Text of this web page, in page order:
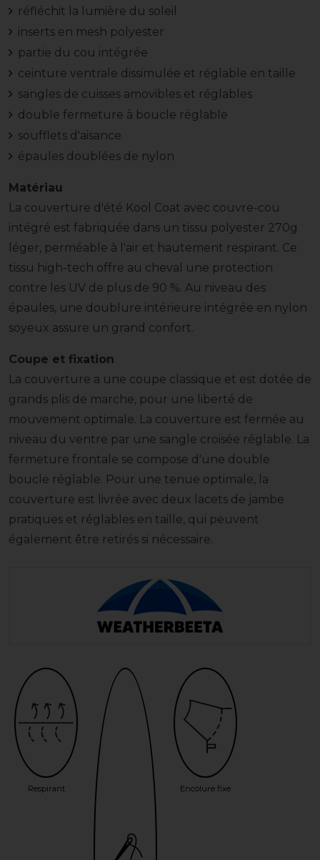
réfléchit la lumière du soleil
inserts en mesh polyester
partie du cou intégrée
ceinture ventrale dissimulée et réglable en taille
sangles de cuisses amovibles et réglables
double fermeture à boucle réglable
soufflets d'aisance
épaules doublées de nylon
Matériau
La couverture d'été Kool Coat avec couvre-cou
intégré est fabriquée dans un tissu polyester 270g
léger, perméable à l'air et hautement respirant. Ce
tissu high-tech offre au cheval une protection
contre les UV de plus de 90 %. Au niveau des
épaules, une doublure intérieure intégrée en nylon
soyeux assure un grand confort.
Coupe et fixation
La couverture a une coupe classique et est dotée de
grands plis de marche, pour une liberté de
mouvement optimale. La couverture est fermée au
niveau du ventre par une sangle croisée réglable. La
fermeture frontale se compose d'une double
boucle réglable. Pour une tenue optimale, la
couverture est livrée avec deux lacets de jambe
pratiques et réglables en taille, qui peuvent
également être retirés si nécessaire.
Respirant Encolure fixe